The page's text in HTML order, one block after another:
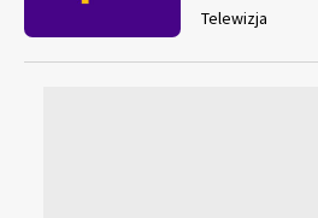
Telewizja